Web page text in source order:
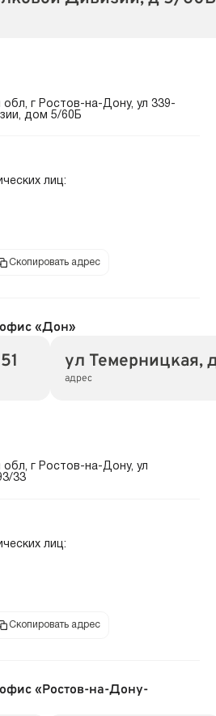
обл, г Ростов-на-Дону, ул 339-
дом 5/60Б
лиц:
Скопировать адрес
«Дон»
ул Темерницкая,
адрес
обл, г Ростов-на-Дону, ул
33
лиц:
Скопировать адрес
«Ростов-на-Дону-